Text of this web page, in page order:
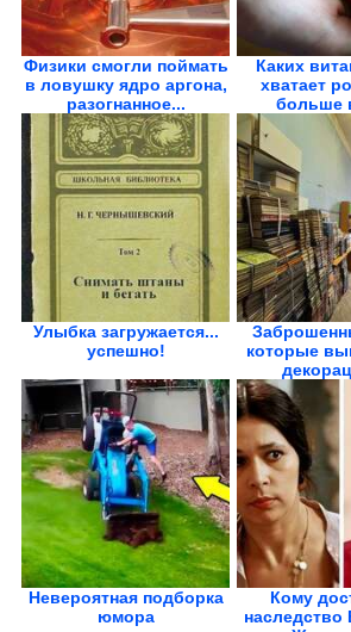
Физики смогли поймать
в ловушку ядро аргона,
разогнанное...
Каких
хватает
больше
Улыбка загружается...
успешно!
которые
Невероятная подборка
юмора
Кому
наследство